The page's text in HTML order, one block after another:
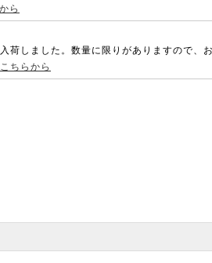
ら
荷しました。数量に限りがありますので、
ちらから